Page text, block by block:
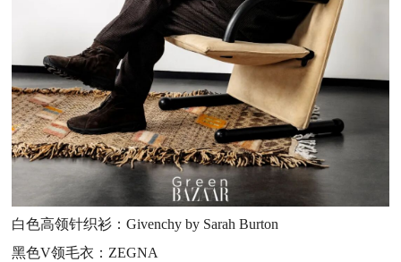
白色高领针织衫：Givenchy by Sarah Burton
黑色V领毛衣：ZEGNA